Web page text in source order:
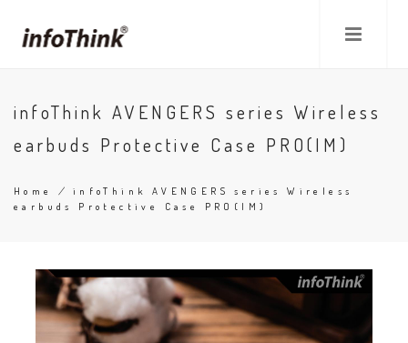
main
infoThink AVENGERS series Wireless
earbuds Protective Case PRO(IM)
Breadcrumb
Home / infoThink AVENGERS series Wireless
earbuds Protective Case PRO(IM)